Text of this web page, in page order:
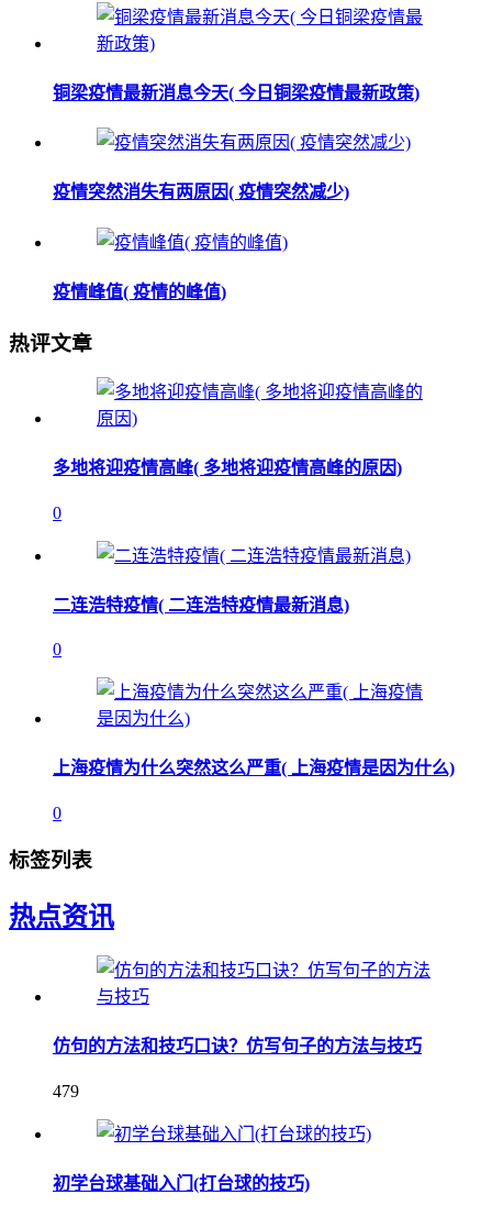
铜梁疫情最新消息今天( 今日铜梁疫情最新政策)
疫情突然消失有两原因( 疫情突然减少)
疫情峰值( 疫情的峰值)
热评文章
多地将迎疫情高峰( 多地将迎疫情高峰的原因)
0
二连浩特疫情( 二连浩特疫情最新消息)
0
上海疫情为什么突然这么严重( 上海疫情是因为什么)
0
标签列表
热点资讯
仿句的方法和技巧口诀？仿写句子的方法与技巧
479
初学台球基础入门(打台球的技巧)